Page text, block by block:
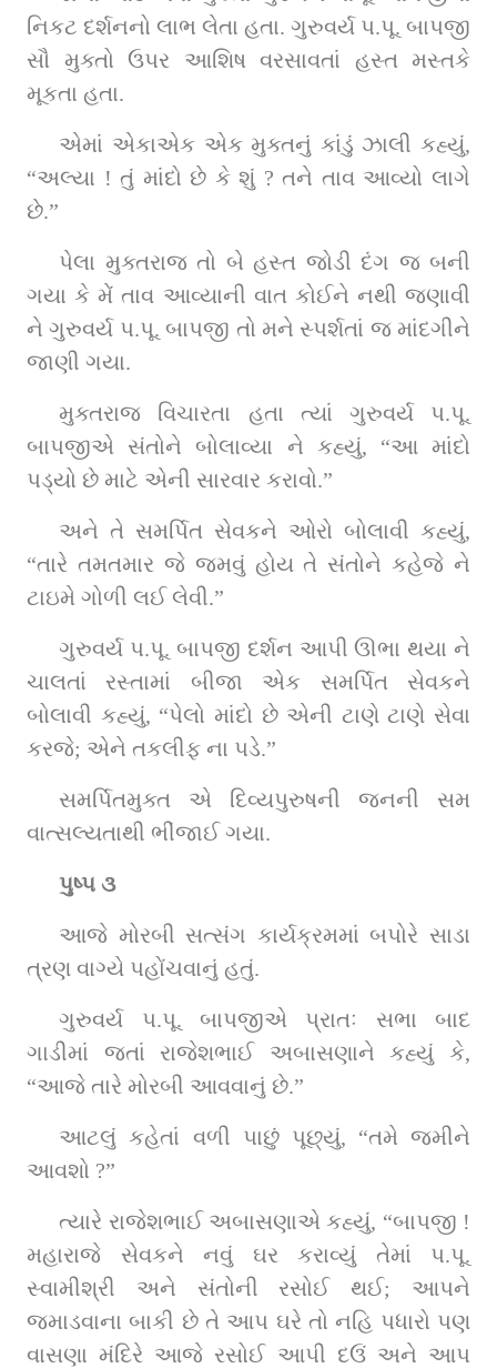
નિકટ દર્શનનો લાભ લેતા હતા. ગુરુવર્ય પ.પૂ. બાપજી
સૌ મુક્તો ઉપર આશિષ વરસાવતાં હસ્ત મસ્તકે
મૂકતા હતા.
એમાં એકાએક એક મુક્તનું કાંડું ઝાલી કહ્યું,
“અલ્યા ! તું માંદો છે કે શું ? તને તાવ આવ્યો લાગે
છે.”
પેલા મુક્તરાજ તો બે હસ્ત જોડી દંગ જ બની
ગયા કે મેં તાવ આવ્યાની વાત કોઈને નથી જણાવી
ને ગુરુવર્ય પ.પૂ. બાપજી તો મને સ્પર્શતાં જ માંદગીને
જાણી ગયા.
મુક્તરાજ વિચારતા હતા ત્યાં ગુરુવર્ય પ.પૂ.
બાપજીએ સંતોને બોલાવ્યા ને કહ્યું, “આ માંદો
પડ્યો છે માટે એની સારવાર કરાવો.”
અને તે સમર્પિત સેવકને ઓરો બોલાવી કહ્યું,
“તારે તમતમાર જે જમવું હોય તે સંતોને કહેજે ને
ટાઇમે ગોળી લઈ લેવી.”
ગુરુવર્ય પ.પૂ. બાપજી દર્શન આપી ઊભા થયા ને
ચાલતાં રસ્તામાં બીજા એક સમર્પિત સેવકને
બોલાવી કહ્યું, “પેલો માંદો છે એની ટાણે ટાણે સેવા
કરજે; એને તકલીફ ના પડે.”
સમર્પિતમુક્ત એ દિવ્યપુરુષની જનની સમ
વાત્સલ્યતાથી ભીંજાઈ ગયા.
પુષ્પ ૩
આજે મોરબી સત્સંગ કાર્યક્રમમાં બપોરે સાડા
ત્રણ વાગ્યે પહોંચવાનું હતું.
ગુરુવર્ય પ.પૂ. બાપજીએ પ્રાતઃ સભા બાદ
ગાડીમાં જતાં રાજેશભાઈ અબાસણાને કહ્યું કે,
“આજે તારે મોરબી આવવાનું છે.”
આટલું કહેતાં વળી પાછું પૂછ્યું, “તમે જમીને
આવશો ?”
ત્યારે રાજેશભાઈ અબાસણાએ કહ્યું, “બાપજી !
મહારાજે સેવકને નવું ઘર કરાવ્યું તેમાં પ.પૂ.
સ્વામીશ્રી અને સંતોની રસોઈ થઈ; આપને
જમાડવાના બાકી છે તે આપ ઘરે તો નહિ પધારો પણ
વાસણા મંદિરે આજે રસોઈ આપી દઉં અને આપ